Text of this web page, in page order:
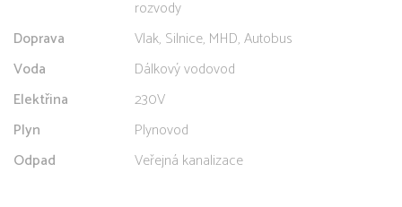
rozvody
Doprava
Vlak, Silnice, MHD, Autobus
Voda
Dálkový vodovod
Elektřina
230V
Plyn
Plynovod
Odpad
Veřejná kanalizace